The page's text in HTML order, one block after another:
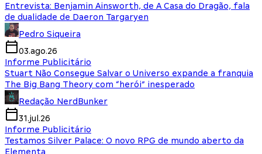
Entrevista: Benjamin Ainsworth, de A Casa do Dragão, fala
de dualidade de Daeron Targaryen
Pedro Siqueira
03.ago.26
Informe Publicitário
Stuart Não Consegue Salvar o Universo expande a franquia
The Big Bang Theory com “herói” inesperado
Redação NerdBunker
31.jul.26
Informe Publicitário
Testamos Silver Palace: O novo RPG de mundo aberto da
Elementa